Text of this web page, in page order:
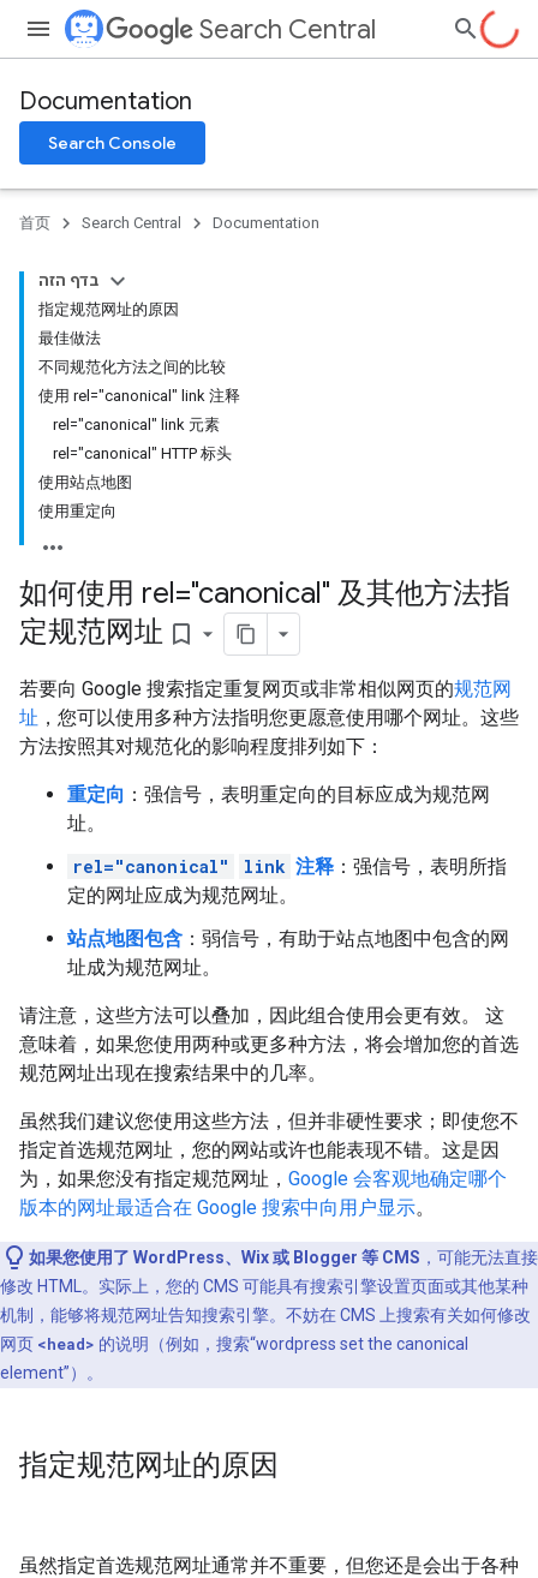
Search Central
Documentation
Search Console
首页 Search Central Documentation
בדף הזה
指定规范网址的原因
最佳做法
不同规范化方法之间的比较
使用 rel="canonical" link 注释
rel="canonical" link 元素
rel="canonical" HTTP 标头
使用站点地图
使用重定向
如何使用 rel="canonical" 及其他方法指
定规范网址 bookmark_border
若要向 Google 搜索指定重复网页或非常相似网页的规范网
址 ，您可以使用多种方法指明您更愿意使用哪个网址。这些
方法按照其对规范化的影响程度排列如下：
重定向 ：强信号，表明重定向的目标应成为规范网
址。
rel="canonical"
link 注释 ：强信号，表明所指
定的网址应成为规范网址。
站点地图包含 ：弱信号，有助于站点地图中包含的网
址成为规范网址。
请注意，这些方法可以叠加，因此组合使用会更有效。 这
意味着，如果您使用两种或更多种方法，将会增加您的首选
规范网址出现在搜索结果中的几率。
虽然我们建议您使用这些方法，但并非硬性要求；即使您不
指定首选规范网址，您的网站或许也能表现不错。这是因
为，如果您没有指定规范网址， Google 会客观地确定哪个
版本的网址最适合在 Google 搜索中向用户显示。
如果您使用了 WordPress、Wix 或 Blogger 等 CMS ，可能无法直接
修改 HTML。实际上，您的 CMS 可能具有搜索引擎设置页面或其他某种
机制，能够将规范网址告知搜索引擎。不妨在 CMS 上搜索有关如何修改
网页 <head> 的说明（例如，搜索“wordpress set the canonical
element”）。
指定规范网址的原因
虽然指定首选规范网址通常并不重要，但您还是会出于各种